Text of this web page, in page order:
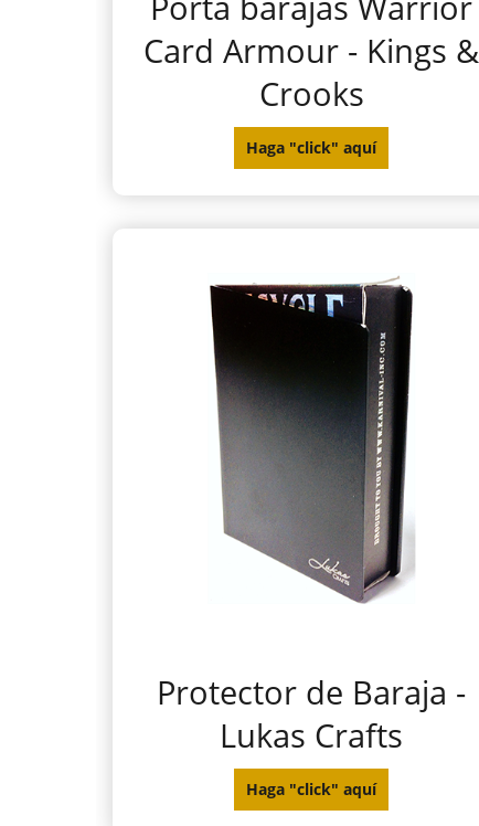
Card Armour - Kings &
Crooks
Haga "click" aquí
Protector de Baraja -
Lukas Crafts
Haga "click" aquí